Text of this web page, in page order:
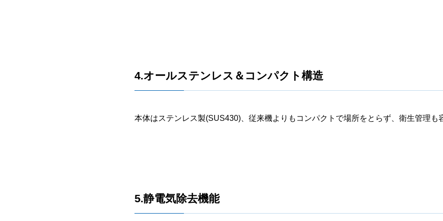
4.オールステンレス＆コンパクト構造
本体はステンレス製(SUS430)、従来機よりもコンパクトで場所をとらず、衛生管理も
5.静電気除去機能